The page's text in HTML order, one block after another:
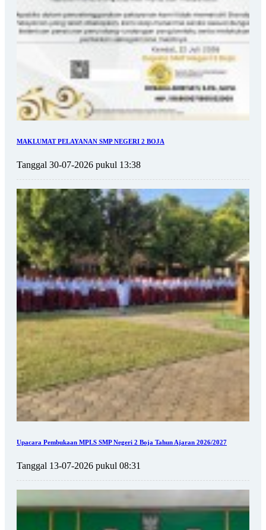
MAKLUMAT PELAYANAN SMP NEGERI 2 BOJA
Tanggal 30-07-2026 pukul 13:38
Upacara Pembukaan MPLS SMP Negeri 2 Boja Tahun Ajaran 2026/2027
Tanggal 13-07-2026 pukul 08:31